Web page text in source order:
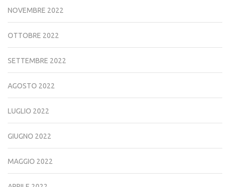
NOVEMBRE 2022
OTTOBRE 2022
SETTEMBRE 2022
AGOSTO 2022
LUGLIO 2022
GIUGNO 2022
MAGGIO 2022